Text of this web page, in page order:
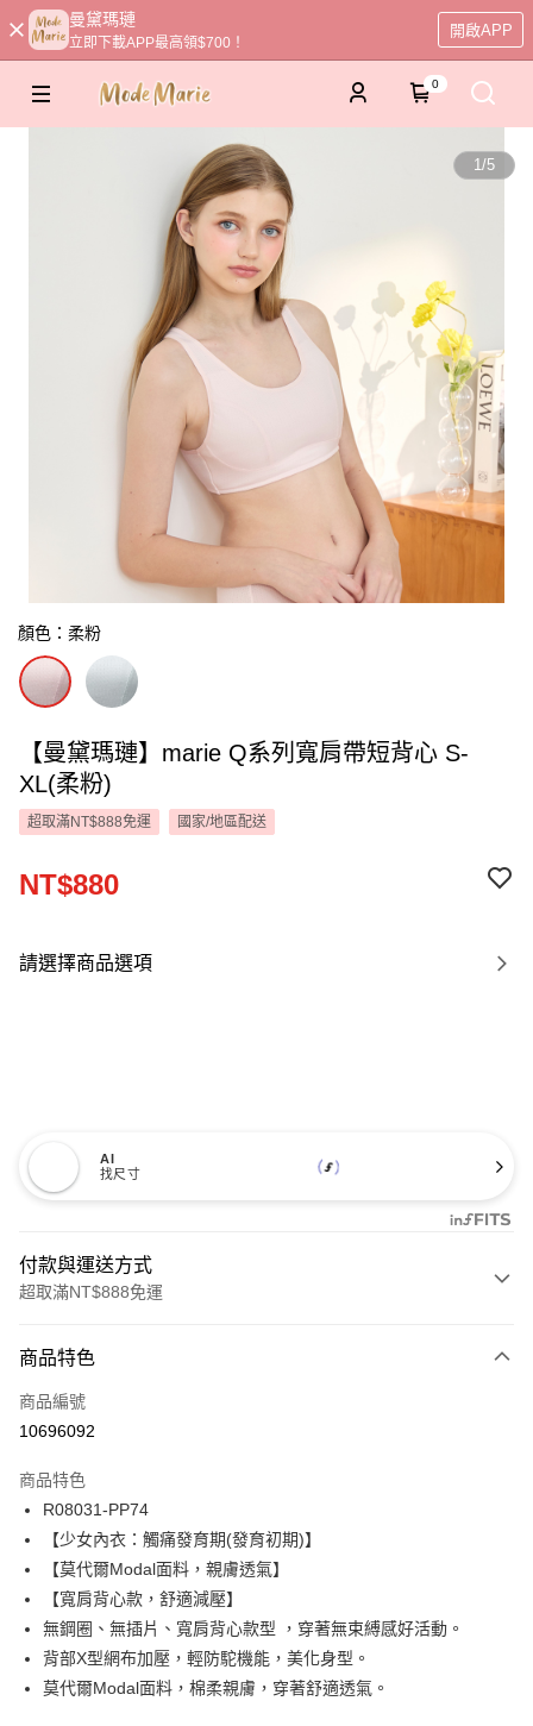
曼黛瑪璉
立即下載APP最高領$700！
開啟APP
0
1/5
顏色：柔粉
【曼黛瑪璉】marie Q系列寬肩帶短背心 S-
XL(柔粉)
超取滿NT$888免運 國家/地區配送
NT$880
請選擇商品選項
AI
找尺寸
付款與運送方式
超取滿NT$888免運
信用卡一次付款
信用卡分期付款
合作金庫商業銀行
華南商業銀行
上海商業儲蓄銀行
台北富邦商業銀行
國泰世華商業銀行
臺灣中小企業銀行
匯豐（台灣）商業銀行
華泰商業銀行
聯邦商業銀行
遠東國際商業銀行
元大商業銀行
永豐商業銀行
玉山商業銀行
星展（台灣）商業銀行
LINE Pay
Apple Pay
悠遊付
商品特色
商品編號
10696092
商品特色
R08031-PP74
【少女內衣：觸痛發育期(發育初期)】
【莫代爾Modal面料，親膚透氣】
【寬肩背心款，舒適減壓】
無鋼圈、無插片、寬肩背心款型 ，穿著無束縛感好活動。
背部X型網布加壓，輕防駝機能，美化身型。
莫代爾Modal面料，棉柔親膚，穿著舒適透氣。